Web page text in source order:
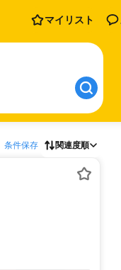
マイリスト
条件保存 関連度順